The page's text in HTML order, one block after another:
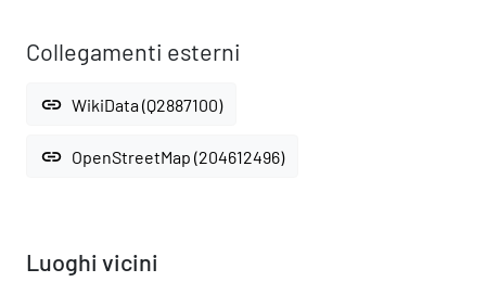
Collegamenti esterni
link WikiData (Q2887100)
link OpenStreetMap (204612496)
Luoghi vicini